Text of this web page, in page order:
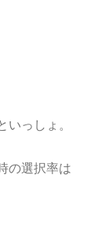
っしょ。
の選択率は